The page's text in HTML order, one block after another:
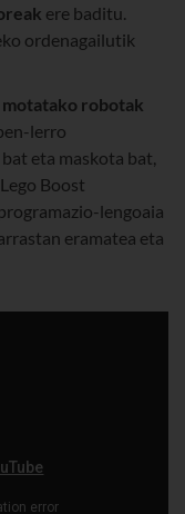
ere baditu.
ordenagailutik
motatako robotak
lerro
eta maskota bat,
Boost
lengoaia
eramatea eta